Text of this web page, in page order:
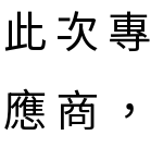
次
商